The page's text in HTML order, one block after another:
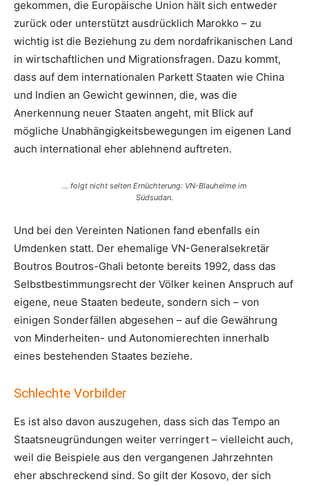
gekommen, die Europäische Union hält sich entweder
zurück oder unterstützt ausdrücklich Marokko – zu
wichtig ist die Beziehung zu dem nordafrikanischen Land
in wirtschaftlichen und Migrationsfragen. Dazu kommt,
dass auf dem internationalen Parkett Staaten wie China
und Indien an Gewicht gewinnen, die, was die
Anerkennung neuer Staaten angeht, mit Blick auf
mögliche Unabhängigkeitsbewegungen im eigenen Land
auch international eher ablehnend auftreten.
… folgt nicht selten Ernüchterung: VN-Blauhelme im
Südsudan.
Und bei den Vereinten Nationen fand ebenfalls ein
Umdenken statt. Der ehemalige VN-Generalsekretär
Boutros Boutros-Ghali betonte bereits 1992, dass das
Selbstbestimmungsrecht der Völker keinen Anspruch auf
eigene, neue Staaten bedeute, sondern sich – von
einigen Sonderfällen abgesehen – auf die Gewährung
von Minderheiten- und Autonomierechten innerhalb
eines bestehenden Staates beziehe.
Schlechte Vorbilder
Es ist also davon auszugehen, dass sich das Tempo an
Staatsneugründungen weiter verringert – vielleicht auch,
weil die Beispiele aus den vergangenen Jahrzehnten
eher abschreckend sind. So gilt der Kosovo, der sich